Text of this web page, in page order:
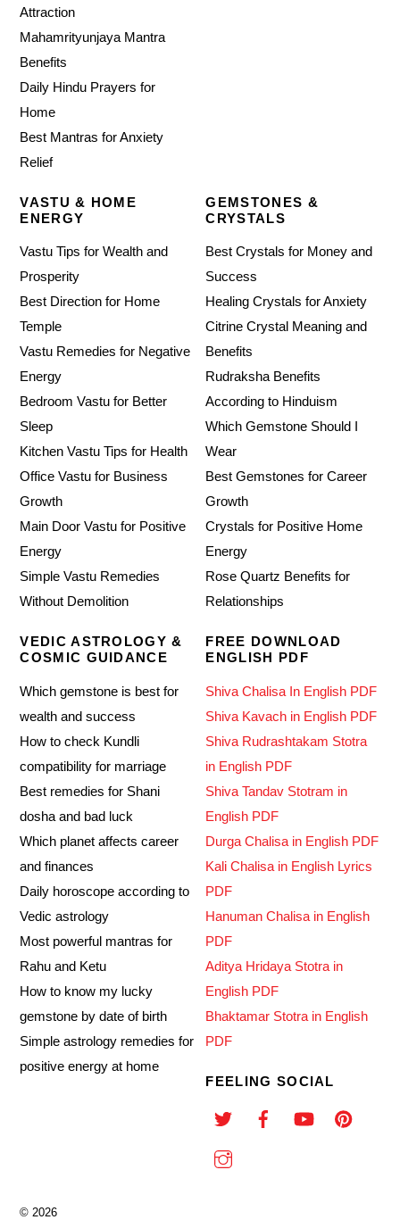
Attraction
Mahamrityunjaya Mantra
Benefits
Daily Hindu Prayers for
Home
Best Mantras for Anxiety
Relief
VASTU & HOME
ENERGY
Vastu Tips for Wealth and
Prosperity
Best Direction for Home
Temple
Vastu Remedies for Negative
Energy
Bedroom Vastu for Better
Sleep
Kitchen Vastu Tips for Health
Office Vastu for Business
Growth
Main Door Vastu for Positive
Energy
Simple Vastu Remedies
Without Demolition
VEDIC ASTROLOGY &
COSMIC GUIDANCE
Which gemstone is best for
wealth and success
How to check Kundli
compatibility for marriage
Best remedies for Shani
dosha and bad luck
Which planet affects career
and finances
Daily horoscope according to
Vedic astrology
Most powerful mantras for
Rahu and Ketu
How to know my lucky
gemstone by date of birth
Simple astrology remedies for
positive energy at home
GEMSTONES &
CRYSTALS
Best Crystals for Money and
Success
Healing Crystals for Anxiety
Citrine Crystal Meaning and
Benefits
Rudraksha Benefits
According to Hinduism
Which Gemstone Should I
Wear
Best Gemstones for Career
Growth
Crystals for Positive Home
Energy
Rose Quartz Benefits for
Relationships
FREE DOWNLOAD
ENGLISH PDF
Shiva Chalisa In English PDF
Shiva Kavach in English PDF
Shiva Rudrashtakam Stotra
in English PDF
Shiva Tandav Stotram in
English PDF
Durga Chalisa in English PDF
Kali Chalisa in English Lyrics
PDF
Hanuman Chalisa in English
PDF
Aditya Hridaya Stotra in
English PDF
Bhaktamar Stotra in English
PDF
FEELING SOCIAL
© 2026